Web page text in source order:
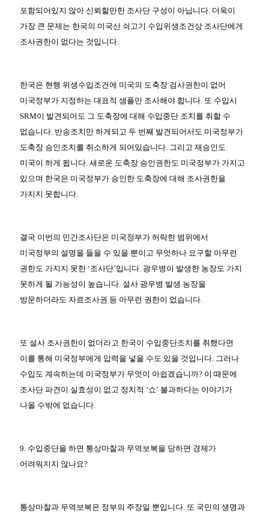
포함되어있지 않아 신뢰할만한 조사단 구성이 아닙니다. 더욱이
가장 큰 문제는 한국의 미국산 쇠고기 수입위생조건상 조사단에게
조사권한이 없다는 것입니다.
한국은 현행 위생수입조건에 미국의 도축장 검사권한이 없어
미국정부가 지정하는 대표적 샘플만 조사해야 합니다. 또 수입시
SRM이 발견되어도 그 도축장에 대해 수입중단 조치를 취할 수
없습니다. 반송조치만 하게되고 두 번째 발견되어서도 미국정부가
도축장 승인조치를 취소하게 되어있습니다. 그리고 재승인도
미국이 하게 됩니다. 새로운 도축장 승인권한도 미국정부가 가지고
있으며 한국은 미국정부가 승인한 도축장에 대해 조사권한을
가지지 못합니다.
결국 이번의 민간조사단은 미국정부가 허락한 범위에서
미국정부의 설명을 들을 수 있을 뿐이고 무엇하나 요구할 아무런
권한도 가지지 못한 ‘조사단’입니다. 광우병이 발생한 농장도 가지
못하게 될 가능성이 높습니다. 설사 광우병 발생 농장을
방문하더라도 자료조사권 등 아무런 권한이 없습니다.
또 설사 조사권한이 없더라고 한국이 수입중단조치를 취했다면
이를 통해 미국정부에게 압력을 넣을 수도 있을 것입니다. 그러나
수입도 계속하는데 미국정부가 무엇이 아쉽겠습니까? 이 때문에
조사단 파견이 실효성이 없고 정치적 ‘쇼’ 불과하다는 이야기가
나올 수밖에 없습니다.
9. 수입중단을 하면 통상마찰과 무역보복을 당하면 경제가
어려워지지 않나요?
통상마찰과 무역보복은 정부의 주장일 뿐입니다. 또 국민의 생명과